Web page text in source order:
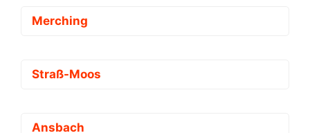
Merching
Straß-Moos
Ansbach